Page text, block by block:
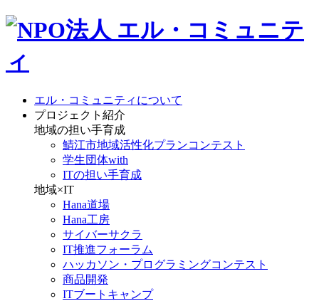
エル・コミュニティについて
プロジェクト紹介
地域の担い手育成
鯖江市地域活性化プランコンテスト
学生団体with
ITの担い手育成
地域×IT
Hana道場
Hana工房
サイバーサクラ
IT推進フォーラム
ハッカソン・プログラミングコンテスト
商品開発
ITブートキャンプ